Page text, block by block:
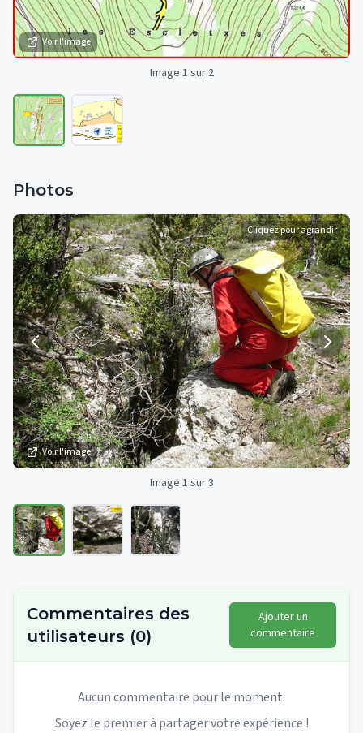
Voir l'image
Image 1 sur 2
Photos
Voir l'image
Cliquez pour agrandir
Image 1 sur 3
Commentaires des
utilisateurs (0)
Ajouter un
commentaire
Aucun commentaire pour le moment.
Soyez le premier à partager votre expérience !